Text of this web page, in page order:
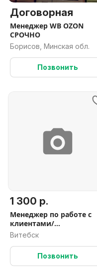
Договорная
Менеджер WB OZON
СРОЧНО
Борисов, Минская обл.
Позвонить
1 300 р.
Менеджер по работе с
клиентами/
Администратор
Витебск
Позвонить